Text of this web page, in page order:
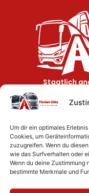
Um dir ein optimales
Cookies, um
zuzugreifen. Wenn du
wie das Surfverhalten oder
Wenn du deine
bestimmte Merkmale und
Staatlich
Weiterbildung
Seminare
Dozenten &
Seminare